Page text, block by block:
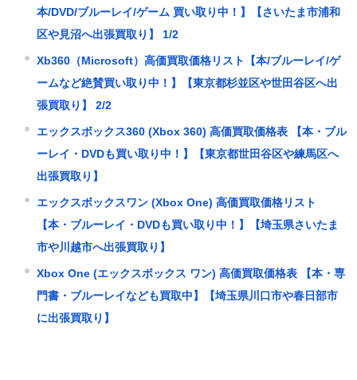
本/DVD/ブルーレイ/ゲーム 買い取り中！】【さいたま市浦和
区や見沼へ出張買取り】 1/2
Xb360（Microsoft）高価買取価格リスト【本/ブルーレイ/ゲ
ームなど絶賛買い取り中！】【東京都杉並区や世田谷区へ出
張買取り】 2/2
エックスボックス360 (Xbox 360) 高価買取価格表 【本・ブル
ーレイ・DVDも買い取り中！】【東京都世田谷区や練馬区へ
出張買取り】
エックスボックスワン (Xbox One) 高価買取価格リスト
【本・ブルーレイ・DVDも買い取り中！】【埼玉県さいたま
市や川越市へ出張買取り】
Xbox One (エックスボックス ワン) 高価買取価格表 【本・専
門書・ブルーレイなども買取中】【埼玉県川口市や春日部市
に出張買取り】